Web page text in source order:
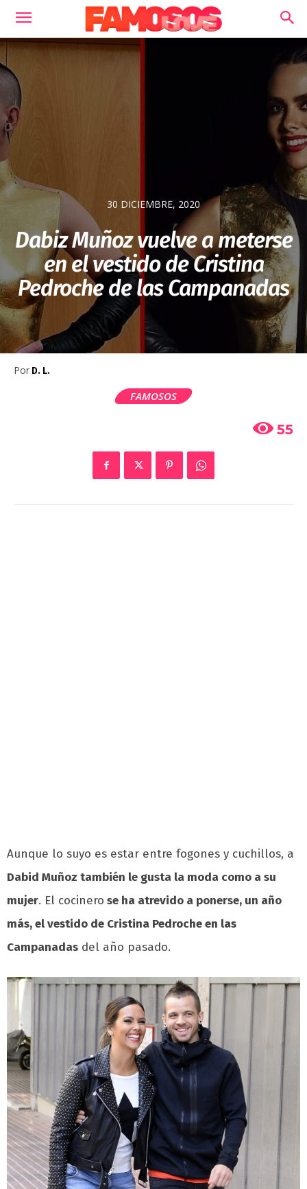
30 DICIEMBRE, 2020
Dabiz Muñoz vuelve a meterse
en el vestido de Cristina
Pedroche de las Campanadas
Por D. L.
FAMOSOS
55
Aunque lo suyo es estar entre fogones y cuchillos, a
Dabid Muñoz también le gusta la moda como a su
mujer. El cocinero se ha atrevido a ponerse, un año
más, el vestido de Cristina Pedroche en las
Campanadas del año pasado.